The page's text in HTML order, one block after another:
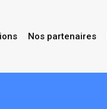
Nos partenaires